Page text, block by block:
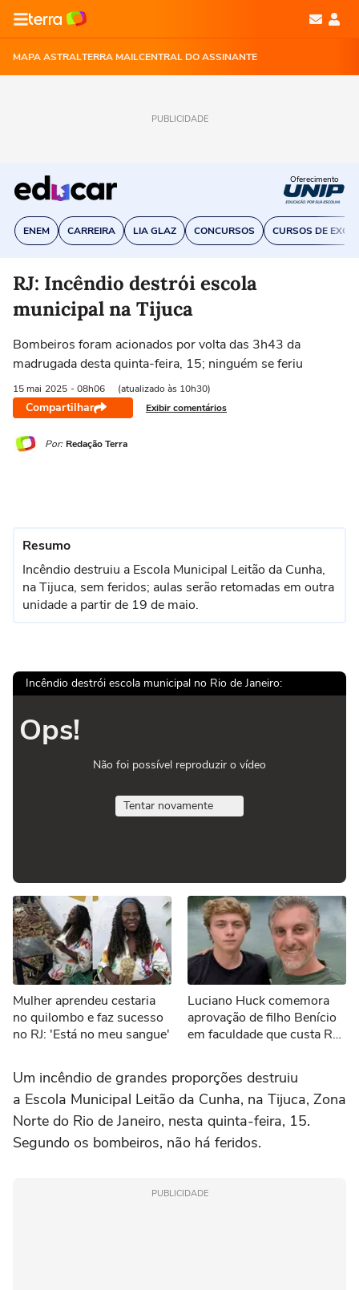
MAPA ASTRALTERRA MAILCENTRAL DO ASSINANTE
PUBLICIDADE
ENEM CARREIRA LIA GLAZ CONCURSOS CURSOS DE EXCEL
Oferecimento
RJ: Incêndio destrói escola
municipal na Tijuca
Bombeiros foram acionados por volta das 3h43 da
madrugada desta quinta-feira, 15; ninguém se feriu
15 mai 2025 - 08h06 (atualizado às 10h30)
Compartilhar Exibir comentários
Por: Redação Terra
Resumo
Incêndio destruiu a Escola Municipal Leitão da Cunha,
na Tijuca, sem feridos; aulas serão retomadas em outra
unidade a partir de 19 de maio.
Incêndio destrói escola municipal no Rio de Janeiro:
Ops!
Não foi possível reproduzir o vídeo
Tentar novamente
Mulher aprendeu cestaria
no quilombo e faz sucesso
no RJ: 'Está no meu sangue'
Luciano Huck comemora
aprovação de filho Benício
em faculdade que custa R$
Um incêndio de grandes proporções destruiu
a Escola Municipal Leitão da Cunha, na Tijuca, Zona
Norte do Rio de Janeiro, nesta quinta-feira, 15.
Segundo os bombeiros, não há feridos.
PUBLICIDADE